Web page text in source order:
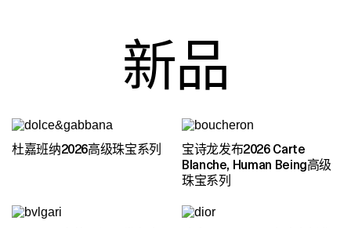
新品
杜嘉班纳2026高级珠宝系列
宝诗龙发布2026 Carte
Blanche, Human Being高级
珠宝系列